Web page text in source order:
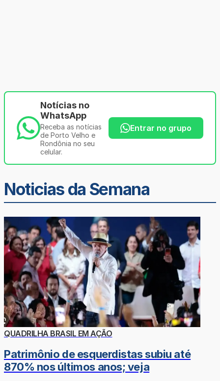
Notícias no
WhatsApp
Receba as notícias
de Porto Velho e
Rondônia no seu
celular.
Entrar no grupo
Noticias da Semana
QUADRILHA BRASIL EM AÇÃO
Patrimônio de esquerdistas subiu até
870% nos últimos anos; veja